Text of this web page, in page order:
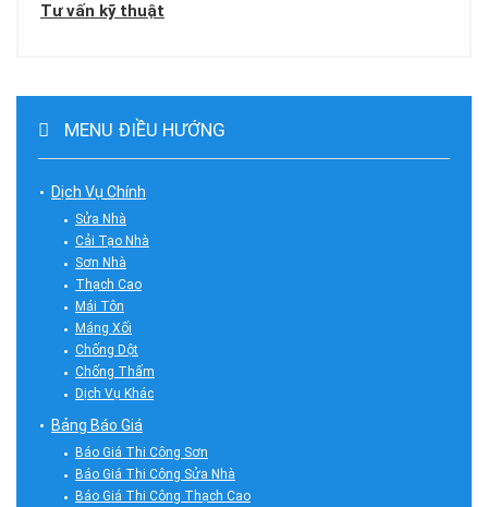
Tư vấn kỹ thuật
MENU ĐIỀU HƯỚNG
Dịch Vụ Chính
Sửa Nhà
Cải Tạo Nhà
Sơn Nhà
Thạch Cao
Mái Tôn
Máng Xối
Chống Dột
Chống Thấm
Dịch Vụ Khác
Bảng Báo Giá
Báo Giá Thi Công Sơn
Báo Giá Thi Công Sửa Nhà
Báo Giá Thi Công Thạch Cao